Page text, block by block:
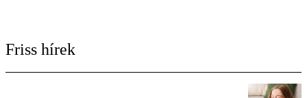
Friss hírek